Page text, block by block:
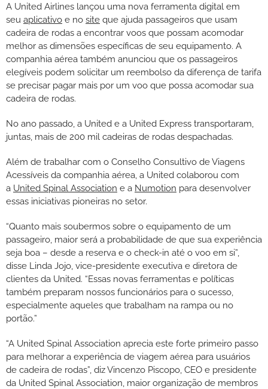
A United Airlines lançou uma nova ferramenta digital em
seu aplicativo e no site que ajuda passageiros que usam
cadeira de rodas a encontrar voos que possam acomodar
melhor as dimensões específicas de seu equipamento. A
companhia aérea também anunciou que os passageiros
elegíveis podem solicitar um reembolso da diferença de tarifa
se precisar pagar mais por um voo que possa acomodar sua
cadeira de rodas.
No ano passado, a United e a United Express transportaram,
juntas, mais de 200 mil cadeiras de rodas despachadas.
Além de trabalhar com o Conselho Consultivo de Viagens
Acessíveis da companhia aérea, a United colaborou com
a United Spinal Association e a Numotion para desenvolver
essas iniciativas pioneiras no setor.
“Quanto mais soubermos sobre o equipamento de um
passageiro, maior será a probabilidade de que sua experiência
seja boa – desde a reserva e o check-in até o voo em si”,
disse Linda Jojo, vice-presidente executiva e diretora de
clientes da United. “Essas novas ferramentas e políticas
também preparam nossos funcionários para o sucesso,
especialmente aqueles que trabalham na rampa ou no
portão.”
“A United Spinal Association aprecia este forte primeiro passo
para melhorar a experiência de viagem aérea para usuários
de cadeira de rodas”, diz Vincenzo Piscopo, CEO e presidente
da United Spinal Association, maior organização de membros